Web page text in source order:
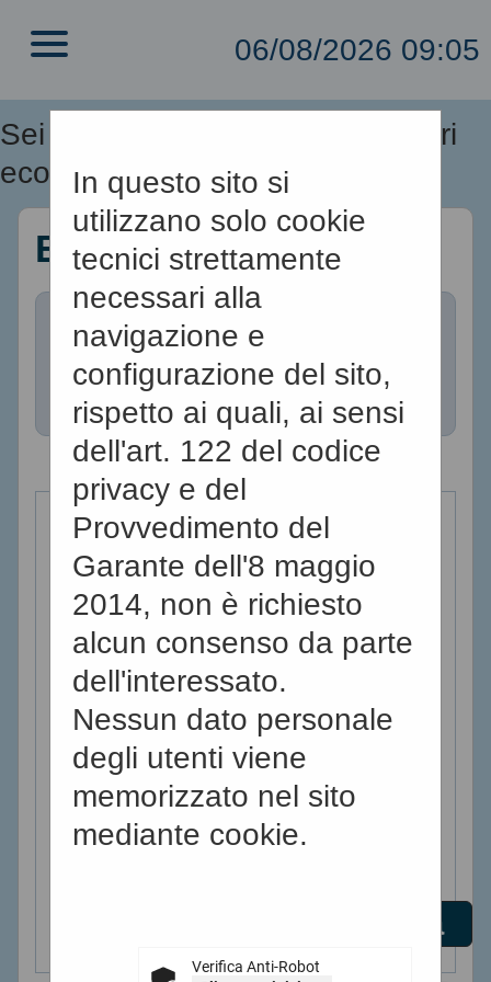
06/08/2026 09:05
Sei qui:
Elenco operatori
economici»Esiti affidamenti
In questo sito si
utilizzano solo cookie
tecnici strettamente
necessari alla
navigazione e
configurazione del sito,
rispetto ai quali, ai sensi
dell'art. 122 del codice
privacy e del
Provvedimento del
Garante dell'8 maggio
2014, non è richiesto
alcun consenso da parte
dell'interessato.
Nessun dato personale
degli utenti viene
memorizzato nel sito
mediante cookie.
Verifica Anti-Robot
Esiti affidamenti
All'interno di questa
sezione è possibile
consultare gli esiti di
gare, condotte
mediante l'utilizzo di
elenco operatori
economici secondo i
tempi previsti dalla
normativa dei contratti.
I dati di dettaglio delle
procedure pubbliche
sono consultabili
selezionando il
Criteri di ricerca
Stazione
appaltante
:
Titolo :
CIG :
Criteri di ricerca